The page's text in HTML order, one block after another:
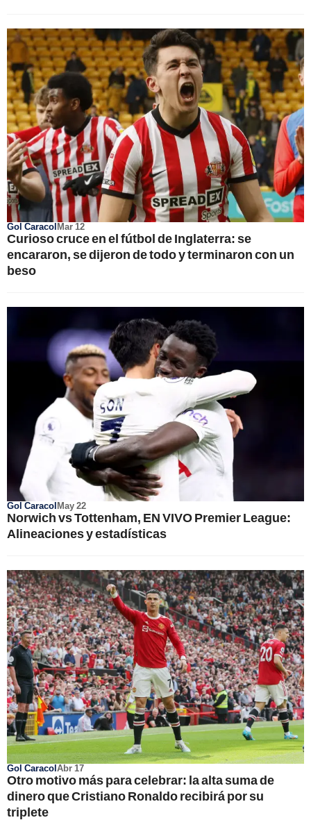
Gol CaracolMar 12
Curioso cruce en el fútbol de Inglaterra: se
encararon, se dijeron de todo y terminaron con un
beso
Gol CaracolMay 22
Norwich vs Tottenham, EN VIVO Premier League:
Alineaciones y estadísticas
Gol CaracolAbr 17
Otro motivo más para celebrar: la alta suma de
dinero que Cristiano Ronaldo recibirá por su
triplete